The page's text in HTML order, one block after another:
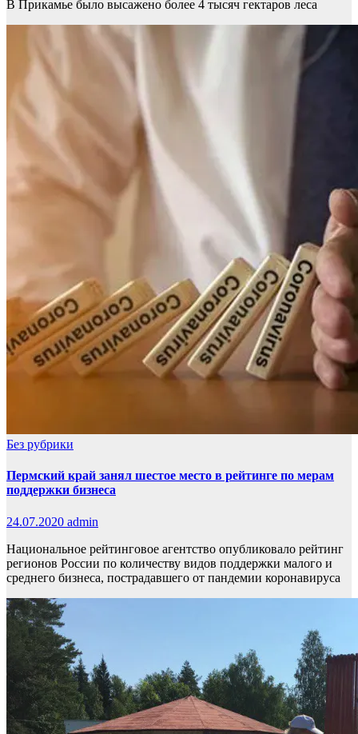
В Прикамье было высажено более 4 тысяч гектаров леса
Без рубрики
Пермский край занял шестое место в рейтинге по мерам
поддержки бизнеса
24.07.2020 admin
Национальное рейтинговое агентство опубликовало рейтинг
регионов России по количеству видов поддержки малого и
среднего бизнеса, пострадавшего от пандемии коронавируса